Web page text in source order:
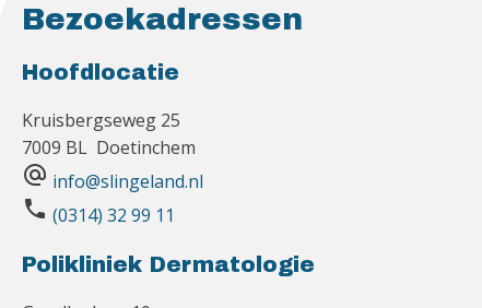
Bezoekadressen
Hoofdlocatie
Kruisbergseweg 25
7009 BL Doetinchem
alternate_email info@slingeland.nl
phone (0314) 32 99 11
Polikliniek Dermatologie